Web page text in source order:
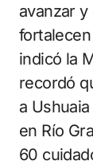
avanzar
indicó la
recordó
a
en Río
60